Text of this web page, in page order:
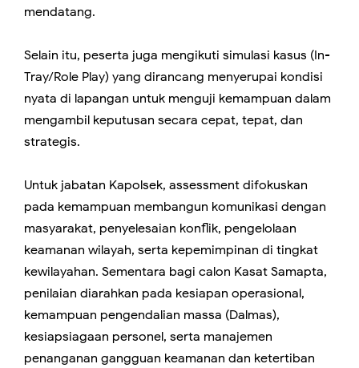
mendatang.
Selain itu, peserta juga mengikuti simulasi kasus (In-
Tray/Role Play) yang dirancang menyerupai kondisi
nyata di lapangan untuk menguji kemampuan dalam
mengambil keputusan secara cepat, tepat, dan
strategis.
Untuk jabatan Kapolsek, assessment difokuskan
pada kemampuan membangun komunikasi dengan
masyarakat, penyelesaian konflik, pengelolaan
keamanan wilayah, serta kepemimpinan di tingkat
kewilayahan. Sementara bagi calon Kasat Samapta,
penilaian diarahkan pada kesiapan operasional,
kemampuan pengendalian massa (Dalmas),
kesiapsiagaan personel, serta manajemen
penanganan gangguan keamanan dan ketertiban